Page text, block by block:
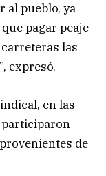
al pueblo, ya
pagar peaje
las
expresó.
en las
participaron
de